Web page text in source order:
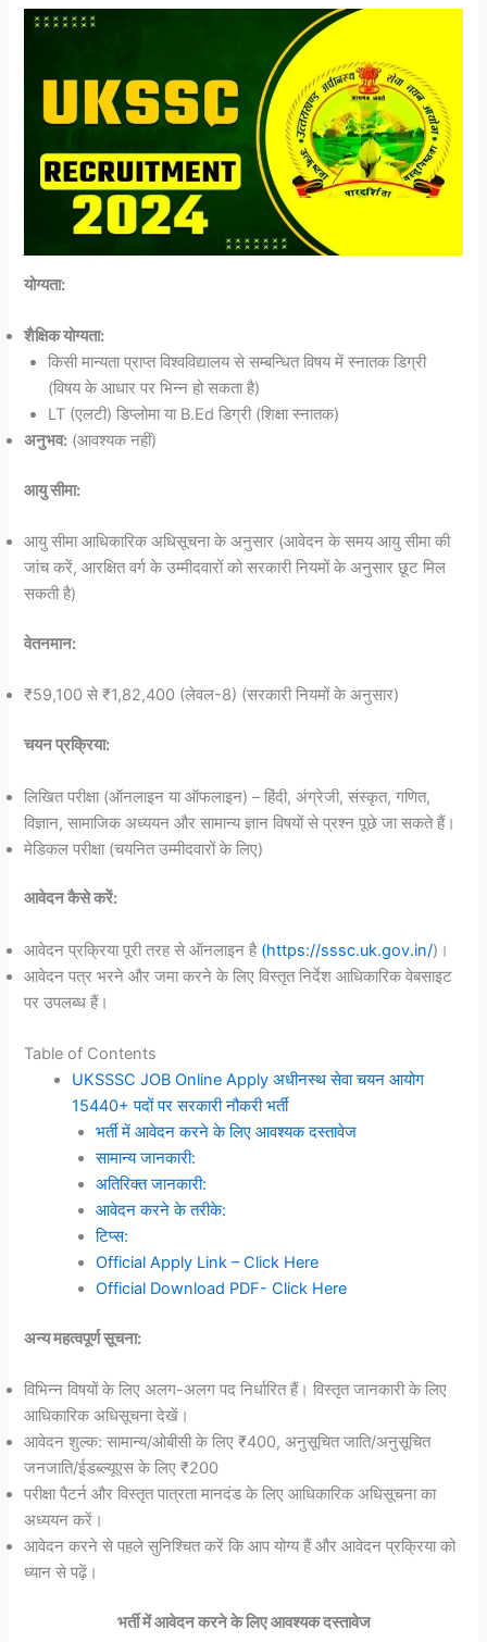
योग्यता:
शैक्षिक योग्यता:
किसी मान्यता प्राप्त विश्वविद्यालय से सम्बन्धित विषय में स्नातक डिग्री
(विषय के आधार पर भिन्न हो सकता है)
LT (एलटी) डिप्लोमा या B.Ed डिग्री (शिक्षा स्नातक)
अनुभव: (आवश्यक नहीं)
आयु सीमा:
आयु सीमा आधिकारिक अधिसूचना के अनुसार (आवेदन के समय आयु सीमा की
जांच करें, आरक्षित वर्ग के उम्मीदवारों को सरकारी नियमों के अनुसार छूट मिल
सकती है)
वेतनमान:
₹59,100 से ₹1,82,400 (लेवल-8) (सरकारी नियमों के अनुसार)
चयन प्रक्रिया:
लिखित परीक्षा (ऑनलाइन या ऑफलाइन) – हिंदी, अंग्रेजी, संस्कृत, गणित,
विज्ञान, सामाजिक अध्ययन और सामान्य ज्ञान विषयों से प्रश्न पूछे जा सकते हैं।
मेडिकल परीक्षा (चयनित उम्मीदवारों के लिए)
आवेदन कैसे करें:
आवेदन प्रक्रिया पूरी तरह से ऑनलाइन है (https://sssc.uk.gov.in/)।
आवेदन पत्र भरने और जमा करने के लिए विस्तृत निर्देश आधिकारिक वेबसाइट
पर उपलब्ध हैं।
Table of Contents
UKSSSC JOB Online Apply अधीनस्थ सेवा चयन आयोग
15440+ पदों पर सरकारी नौकरी भर्ती
भर्ती में आवेदन करने के लिए आवश्यक दस्तावेज
सामान्य जानकारी:
अतिरिक्त जानकारी:
आवेदन करने के तरीके:
टिप्स:
Official Apply Link – Click Here
Official Download PDF- Click Here
अन्य महत्वपूर्ण सूचना:
विभिन्न विषयों के लिए अलग-अलग पद निर्धारित हैं। विस्तृत जानकारी के लिए
आधिकारिक अधिसूचना देखें।
आवेदन शुल्क: सामान्य/ओबीसी के लिए ₹400, अनुसूचित जाति/अनुसूचित
जनजाति/ईडब्ल्यूएस के लिए ₹200
परीक्षा पैटर्न और विस्तृत पात्रता मानदंड के लिए आधिकारिक अधिसूचना का
अध्ययन करें।
आवेदन करने से पहले सुनिश्चित करें कि आप योग्य हैं और आवेदन प्रक्रिया को
ध्यान से पढ़ें।
भर्ती में आवेदन करने के लिए आवश्यक दस्तावेज